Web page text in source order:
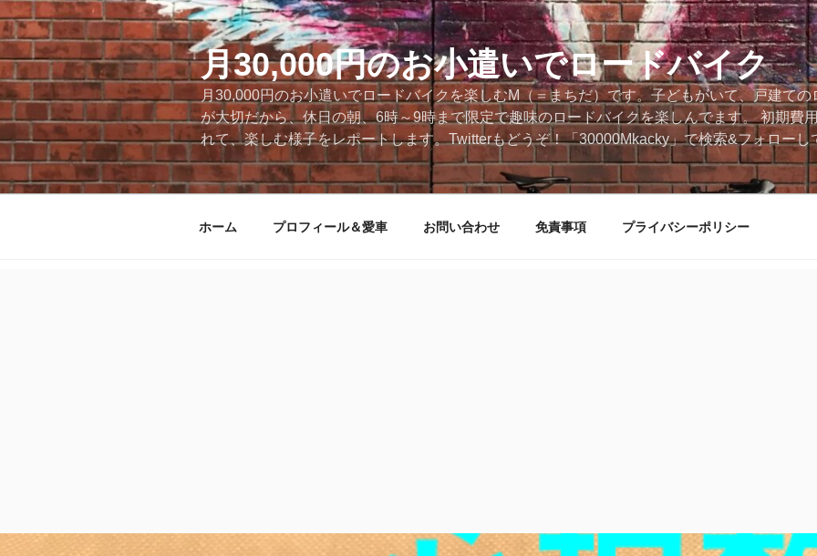
ン
テ
ン
ツ
へ
ス
キ
ッ
月30,000円のお小遣いでロードバイク
月30,000円のお小遣いでロードバイクを楽しむM（＝まちだ）です。子どもがいて、戸建て
が大切だから、休日の朝、6時～9時まで限定で趣味のロードバイクを楽しんでます。 初期費
れて、楽しむ様子をレポートします。Twitterもどうぞ！「30000Mkacky」で検索&フォローし
ホーム プロフィール＆愛車 お問い合わせ 免責事項 プライバシーポリシー